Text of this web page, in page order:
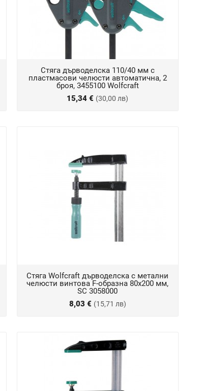
Стяга дърводелска 110/40 мм с
пластмасови челюсти автоматична, 2
броя, 3455100 Wolfcraft
15,34 € (30,00 лв)
Стяга Wolfcraft дърводелска с метални
челюсти винтова F-образна 80х200 мм,
SC 3058000
8,03 € (15,71 лв)